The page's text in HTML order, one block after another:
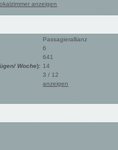
anzeigen
Passagierallianz
6
641
Woche): 14
3 / 12
anzeigen